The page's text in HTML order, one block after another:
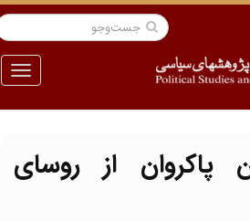
منو
از روسای